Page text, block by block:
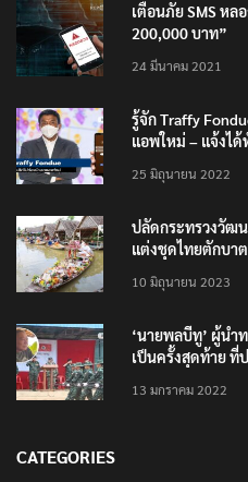
เตือนภัย SMS หล
200,000 บาท”
24 มีนาคม 2021
รู้จัก Traffy
แอพใหม่ – แจ้งได้
25 มิถุนายน 2022
ปลัดกระทรวงวัฒน
แต่งชุดไทยตักบา
10 มิถุนายน 2023
‘นายพลบีทู’ ผู้นำ
เป็นครั้งสุดท้าย ที่
13 มกราคม 2022
CATEGORIES